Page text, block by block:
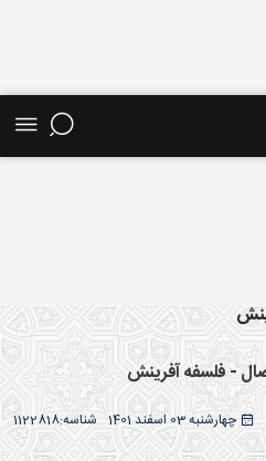
مرتضی جوادی آملی
چهارشنبه 03 اسفند 1401 1122818شناسه: